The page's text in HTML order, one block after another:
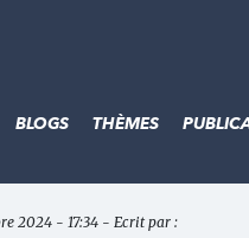
BLOGS THÈMES
2024 - 17:34 - Ecrit par :